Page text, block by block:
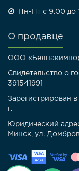
Пн-Пт с 9.00 до
О продавце
ООО
Свидетельство о
391541991
Зарегистрирован в
г.
Юридический
Минск, ул.